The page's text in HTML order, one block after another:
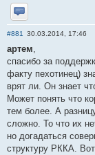
Отправить
#881 30.03.2014, 17:46
артем,
спасибо за
факту пехотинец)
врят ли. Он знает
Может понять что
тем более. А
сложно. То что их
но догадаться
структуру РККА.